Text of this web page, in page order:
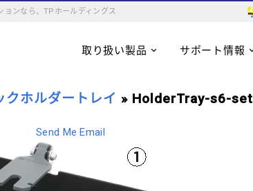
ョンなら、TPホールディングス
取り扱い製品 サポート情報
クホルダートレイ » HolderTray-s6-set
Send Me Email